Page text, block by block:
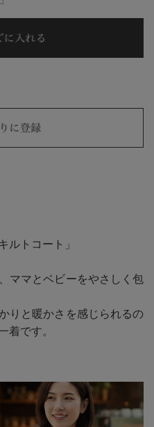
ルトコート」
ママとベビーをやさしく包
りと暖かさを感じられるの
着です。